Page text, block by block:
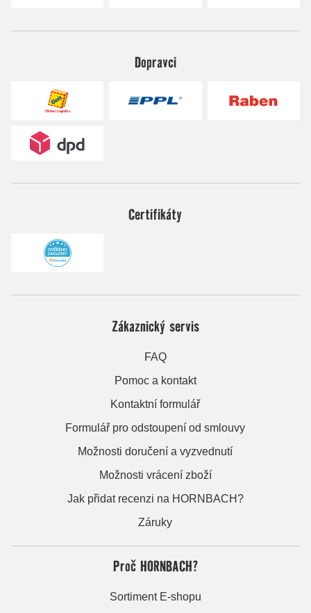
Dopravci
Certifikáty
Zákaznický servis
FAQ
Pomoc a kontakt
Kontaktní formulář
Formulář pro odstoupení od smlouvy
Možnosti doručení a vyzvednutí
Možnosti vrácení zboží
Jak přidat recenzi na HORNBACH?
Záruky
Proč HORNBACH?
Sortiment E-shopu